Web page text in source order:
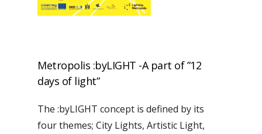
Metropolis :byLIGHT -A part of ”12
days of light”
The :byLIGHT concept is defined by its
four themes; City Lights, Artistic Light,